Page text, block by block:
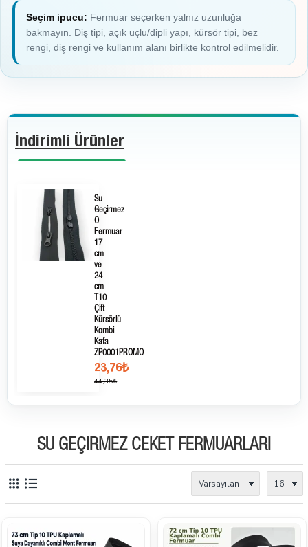
Seçim ipucu: Fermuar seçerken yalnız uzunluğa
bakmayın. Diş tipi, açık uçlu/dipli yapı, kürsör tipi, bez
rengi, diş rengi ve kullanım alanı birlikte kontrol edilmelidir.
İndirimli Ürünler
Su
Geçirmez
O
Fermuar
17
cm
ve
24
cm
T10
Çift
Kürsörlü
Kombi
Kafa
ZP0001PROMO
23,76₺
44,35₺
SU GEÇIRMEZ CEKET FERMUARLARI